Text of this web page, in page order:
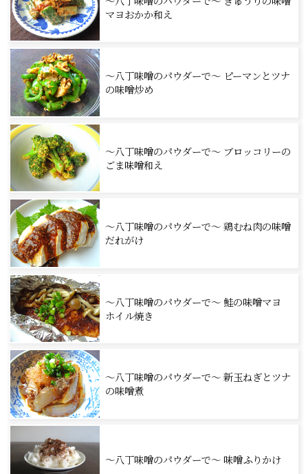
マヨおかか和え
～八丁味噌のパウダーで～ ピーマンとツナ
の味噌炒め
～八丁味噌のパウダーで～ ブロッコリーの
ごま味噌和え
～八丁味噌のパウダーで～ 鶏むね肉の味噌
だれがけ
～八丁味噌のパウダーで～ 鮭の味噌マヨ
ホイル焼き
～八丁味噌のパウダーで～ 新玉ねぎとツナ
の味噌煮
～八丁味噌のパウダーで～ 味噌ふりかけ